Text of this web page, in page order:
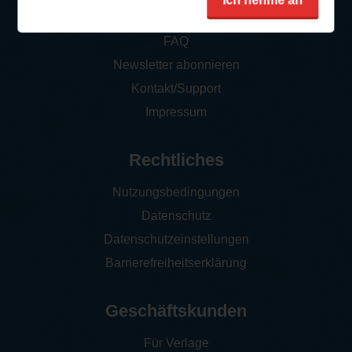
So funktioniert‘s
FAQ
Newsletter abonnieren
Kontakt/Support
Impressum
Rechtliches
Nutzungsbedingungen
Datenschutz
Datenschutzeinstellungen
Barrierefreiheitserklärung
Geschäftskunden
Für Verlage